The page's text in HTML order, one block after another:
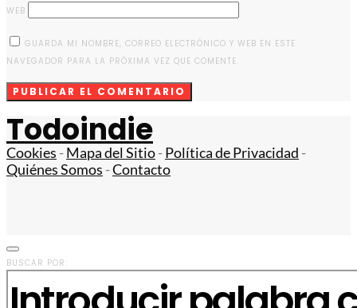
WEB
GUARDA MI NOMBRE, CORREO ELECTRÓNICO Y WEB EN ESTE
NAVEGADOR PARA LA PRÓXIMA VEZ QUE COMENTE.
Todoindie
Cookies -Mapa del Sitio-Política de Privacidad -
Quiénes Somos -Contacto
BUSCAR POR: